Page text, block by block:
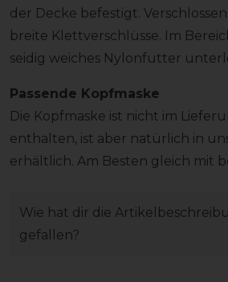
der Decke befestigt.
breite Klettverschlüsse. Im
seidig weiches Nylonfutter
Passende Kopfmaske
Die Kopfmaske ist nicht im
enthalten, ist aber natürlich in
erhältlich. Am Besten gleich mit
Wie hat dir die
gefallen?